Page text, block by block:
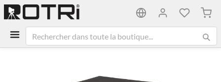
Mon